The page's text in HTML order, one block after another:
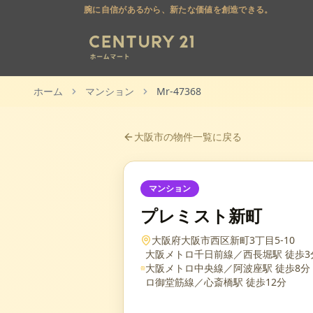
腕に自信があるから、新たな価値を創造できる。
ホーム マンション Mr-47368
大阪市の物件一覧に戻る
マンション
プレミスト新町
大阪府大阪市西区新町3丁目5-10
大阪メトロ千日前線／西長堀駅 徒歩
大阪メトロ中央線／阿波座駅 徒歩8
ロ御堂筋線／心斎橋駅 徒歩12分